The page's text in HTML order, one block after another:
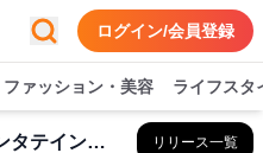
ログイン/会員登録
ファッション・美容 ライフスタ
株式会社エムオン・エンタテインメント リリース一覧